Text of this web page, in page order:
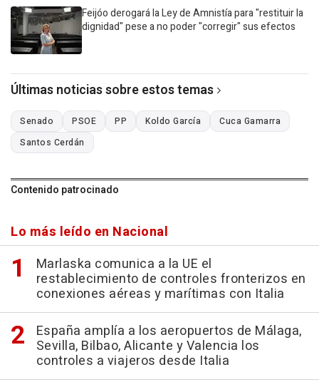
Feijóo derogará la Ley de Amnistía para "restituir la
dignidad" pese a no poder "corregir" sus efectos
Últimas noticias sobre estos temas
Senado PSOE PP Koldo García
Cuca Gamarra
Santos Cerdán
Contenido patrocinado
Lo más leído en Nacional
Marlaska comunica a la UE el
restablecimiento de controles fronterizos en
conexiones aéreas y marítimas con Italia
España amplía a los aeropuertos de Málaga,
Sevilla, Bilbao, Alicante y Valencia los
controles a viajeros desde Italia